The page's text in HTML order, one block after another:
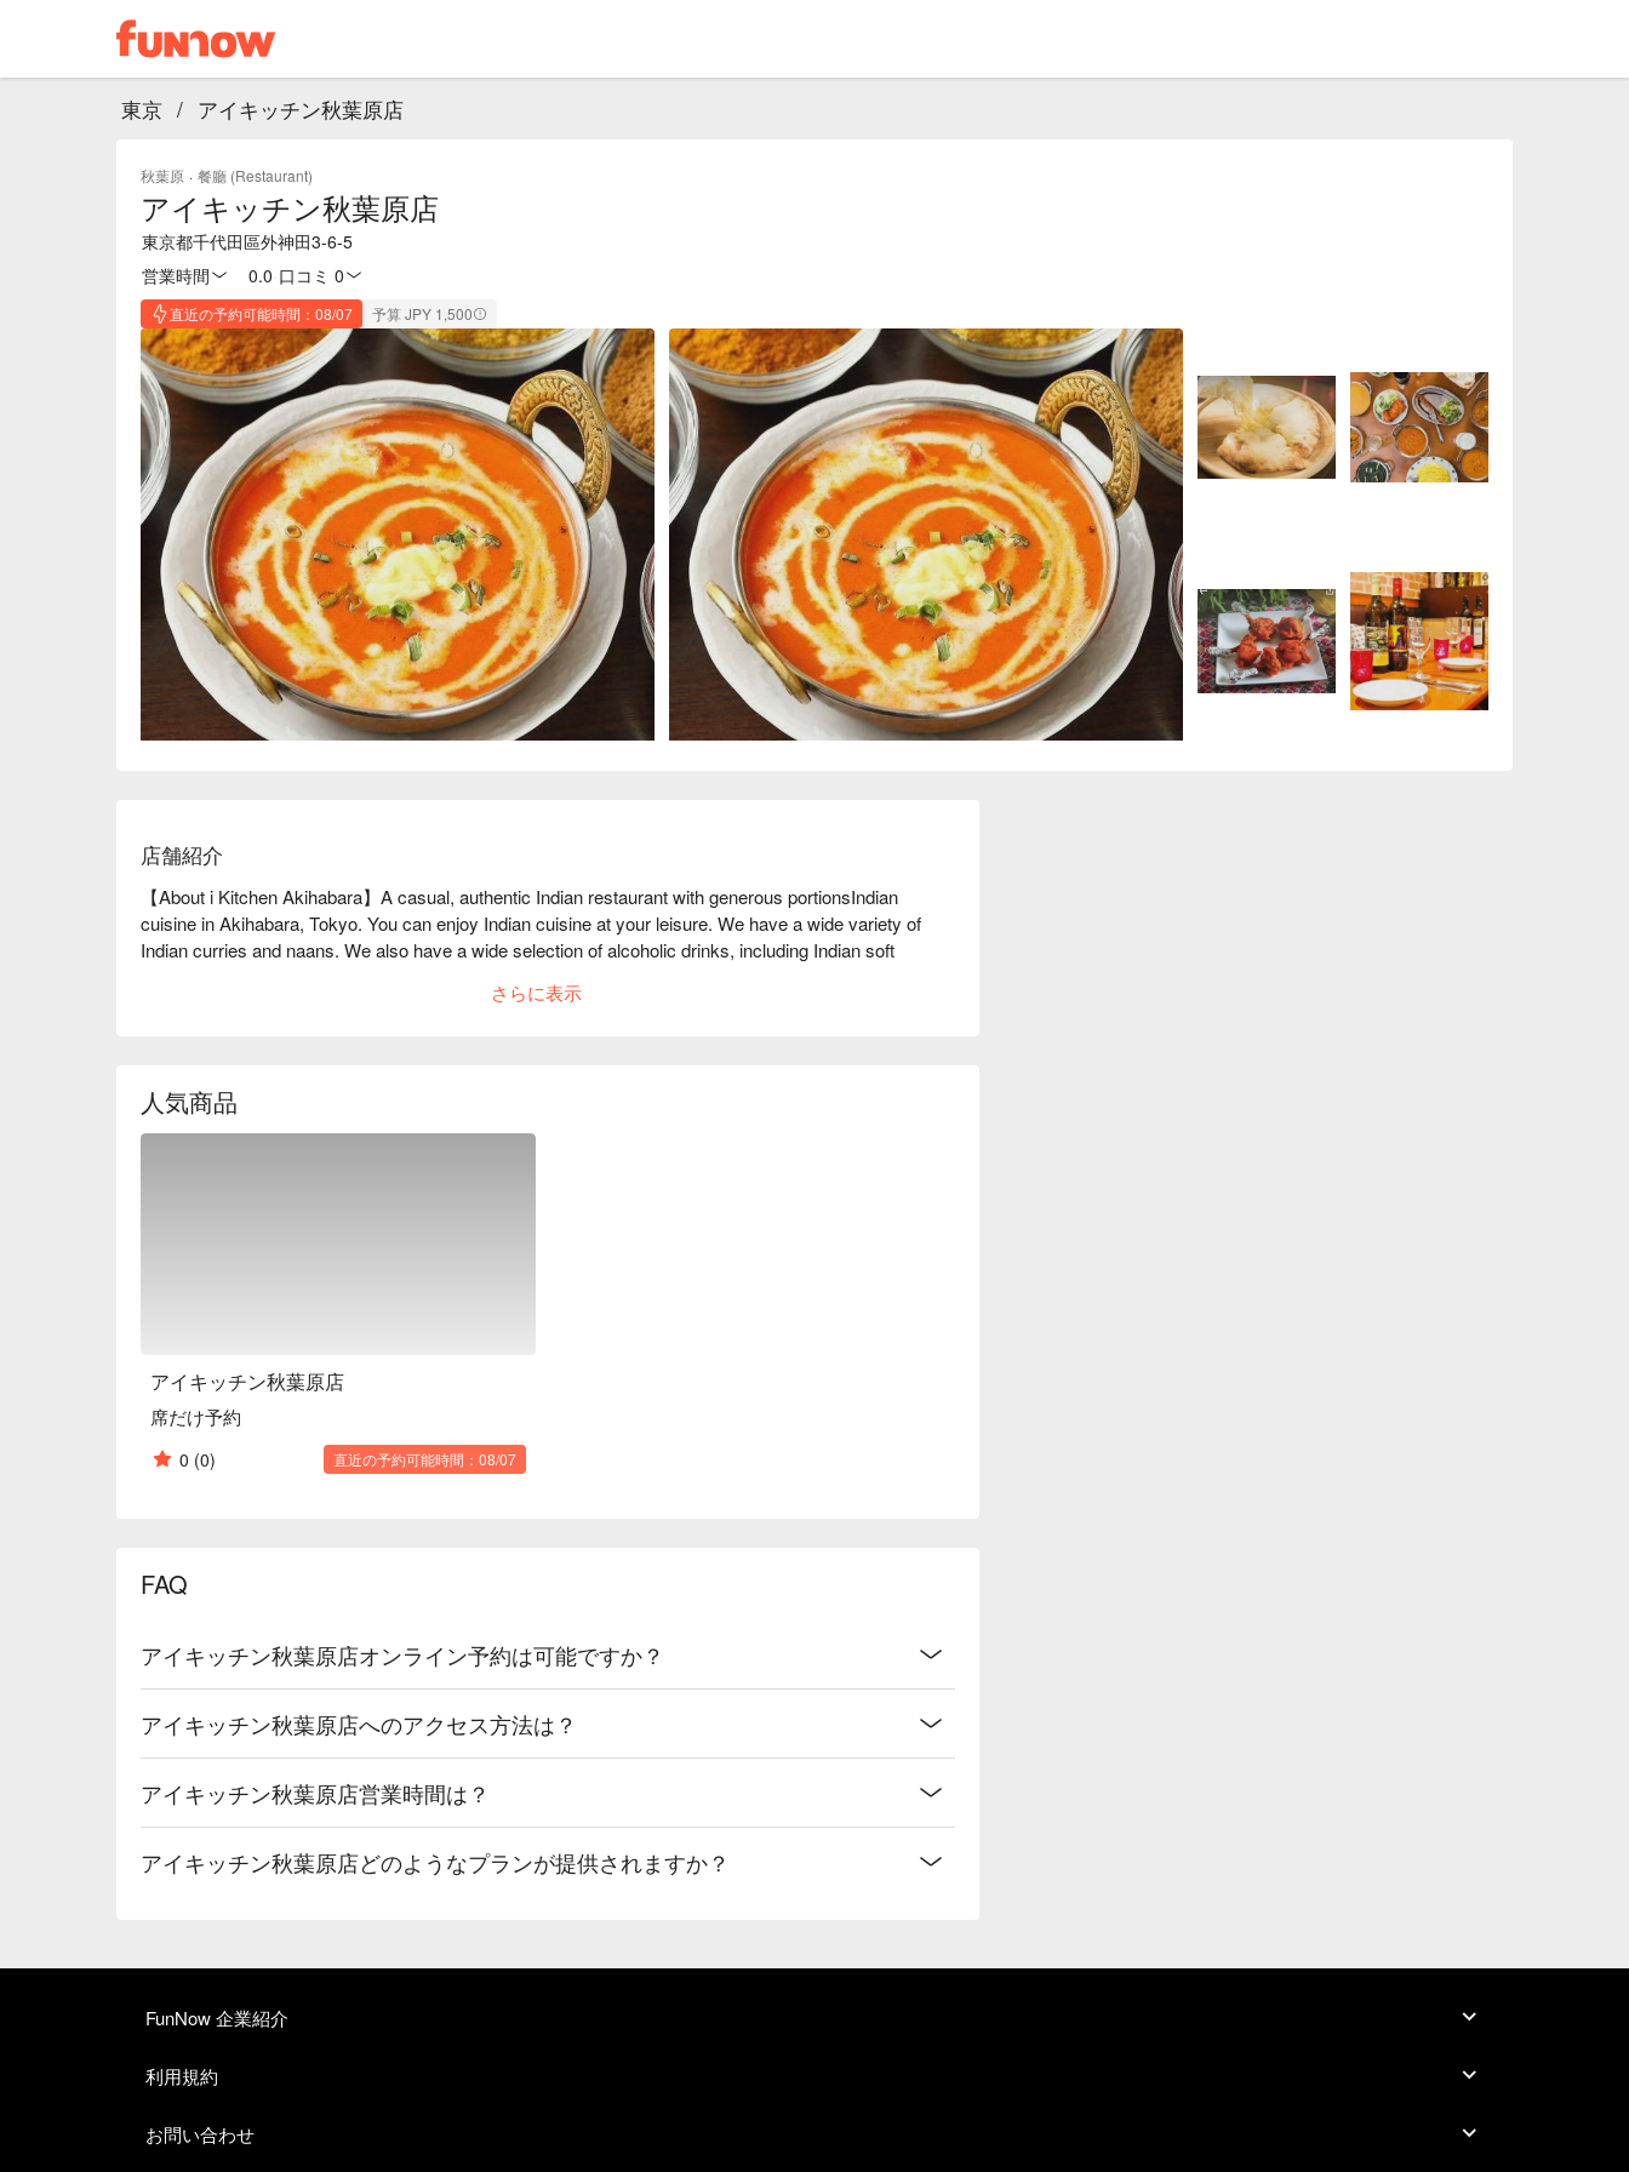
東京 / アイキッチン秋葉原店
秋葉原 · 餐廳 (Restaurant)
アイキッチン秋葉原店
東京都千代田區外神田3-6-5
営業時間
0.0 口コミ 0
直近の予約可能時間：08/07 予算 JPY 1,500
店舗紹介
【About i Kitchen Akihabara】A casual, authentic Indian restaurant with generous portionsIndian
cuisine in Akihabara, Tokyo. You can enjoy Indian cuisine at your leisure. We have a wide variety of
Indian curries and naans. We also have a wide selection of alcoholic drinks, including Indian soft
※ This translation includes content generated by AI.
さらに表示
人気商品
アイキッチン秋葉原店
席だけ予約
0 (0) 直近の予約可能時間：08/07
FAQ
アイキッチン秋葉原店オンライン予約は可能ですか？
アイキッチン秋葉原店へのアクセス方法は？
アイキッチン秋葉原店営業時間は？
アイキッチン秋葉原店どのようなプランが提供されますか？
FunNow 企業紹介
利用規約
お問い合わせ